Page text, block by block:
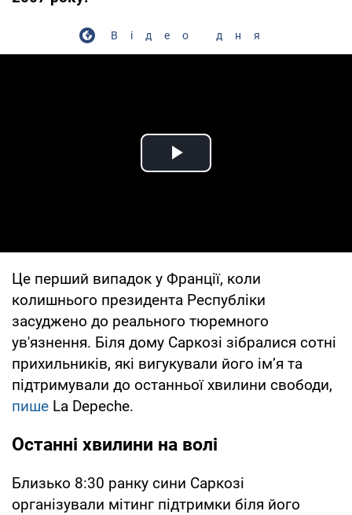
Відео дня
Play Video
Це перший випадок у Франції, коли
колишнього президента Республіки
засуджено до реального тюремного
ув'язнення. Біля дому Саркозі зібралися сотні
прихильників, які вигукували його ім’я та
підтримували до останньої хвилини свободи,
пише La Depeche.
Останні хвилини на волі
Близько 8:30 ранку сини Саркозі
організували мітинг підтримки біля його